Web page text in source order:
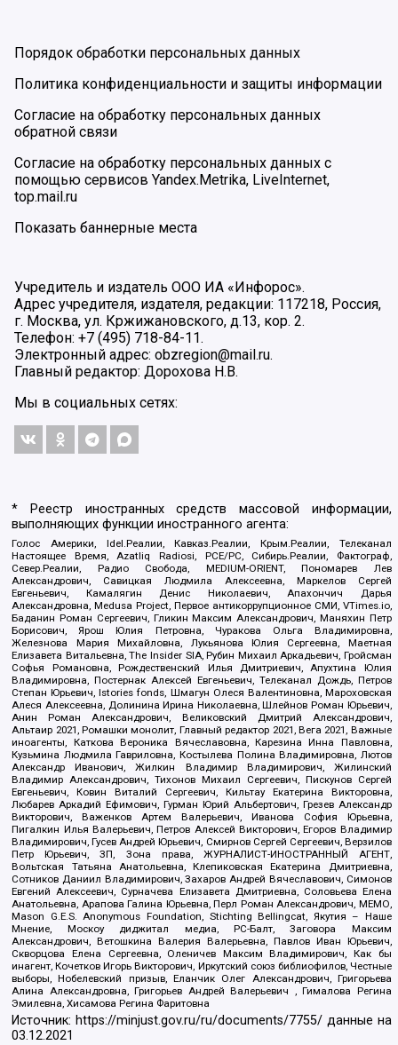
Порядок обработки персональных данных
Политика конфиденциальности и защиты информации
Согласие на обработку персональных данных
обратной связи
Согласие на обработку персональных данных с
помощью сервисов Yandex.Metrika, LiveInternet,
top.mail.ru
Показать баннерные места
Учредитель и издатель ООО ИА «Инфорос».
Адрес учредителя, издателя, редакции: 117218, Россия,
г. Москва, ул. Кржижановского, д.13, кор. 2.
Телефон: +7 (495) 718-84-11.
Электронный адрес: obzregion@mail.ru.
Главный редактор: Дорохова Н.В.
Мы в социальных сетях:
* Реестр иностранных средств массовой информации,
выполняющих функции иностранного агента:
Голос Америки, Idel.Реалии, Кавказ.Реалии, Крым.Реалии, Телеканал
Настоящее Время, Azatliq Radiosi, PCE/PC, Сибирь.Реалии, Фактограф,
Север.Реалии, Радио Свобода, MEDIUM-ORIENT, Пономарев Лев
Александрович, Савицкая Людмила Алексеевна, Маркелов Сергей
Евгеньевич, Камалягин Денис Николаевич, Апахончич Дарья
Александровна, Medusa Project, Первое антикоррупционное СМИ, VTimes.io,
Баданин Роман Сергеевич, Гликин Максим Александрович, Маняхин Петр
Борисович, Ярош Юлия Петровна, Чуракова Ольга Владимировна,
Железнова Мария Михайловна, Лукьянова Юлия Сергеевна, Маетная
Елизавета Витальевна, The Insider SIA, Рубин Михаил Аркадьевич, Гройсман
Софья Романовна, Рождественский Илья Дмитриевич, Апухтина Юлия
Владимировна, Постернак Алексей Евгеньевич, Телеканал Дождь, Петров
Степан Юрьевич, Istories fonds, Шмагун Олеся Валентиновна, Мароховская
Алеся Алексеевна, Долинина Ирина Николаевна, Шлейнов Роман Юрьевич,
Анин Роман Александрович, Великовский Дмитрий Александрович,
Альтаир 2021, Ромашки монолит, Главный редактор 2021, Вега 2021, Важные
иноагенты, Каткова Вероника Вячеславовна, Карезина Инна Павловна,
Кузьмина Людмила Гавриловна, Костылева Полина Владимировна, Лютов
Александр Иванович, Жилкин Владимир Владимирович, Жилинский
Владимир Александрович, Тихонов Михаил Сергеевич, Пискунов Сергей
Евгеньевич, Ковин Виталий Сергеевич, Кильтау Екатерина Викторовна,
Любарев Аркадий Ефимович, Гурман Юрий Альбертович, Грезев Александр
Викторович, Важенков Артем Валерьевич, Иванова София Юрьевна,
Пигалкин Илья Валерьевич, Петров Алексей Викторович, Егоров Владимир
Владимирович, Гусев Андрей Юрьевич, Смирнов Сергей Сергеевич, Верзилов
Петр Юрьевич, ЗП, Зона права, ЖУРНАЛИСТ-ИНОСТРАННЫЙ АГЕНТ,
Вольтская Татьяна Анатольевна, Клепиковская Екатерина Дмитриевна,
Сотников Даниил Владимирович, Захаров Андрей Вячеславович, Симонов
Евгений Алексеевич, Сурначева Елизавета Дмитриевна, Соловьева Елена
Анатольевна, Арапова Галина Юрьевна, Перл Роман Александрович, МЕМО,
Mason G.E.S. Anonymous Foundation, Stichting Bellingcat, Якутия – Наше
Мнение, Москоу диджитал медиа, РС-Балт, Заговора Максим
Александрович, Ветошкина Валерия Валерьевна, Павлов Иван Юрьевич,
Скворцова Елена Сергеевна, Оленичев Максим Владимирович, Как бы
инагент, Кочетков Игорь Викторович, Иркутский союз библиофилов, Честные
выборы, Нобелевский призыв, Еланчик Олег Александрович, Григорьева
Алина Александровна, Григорьев Андрей Валерьевич , Гималова Регина
Эмилевна, Хисамова Регина Фаритовна
Источник: https://minjust.gov.ru/ru/documents/7755/ данные на
03.12.2021